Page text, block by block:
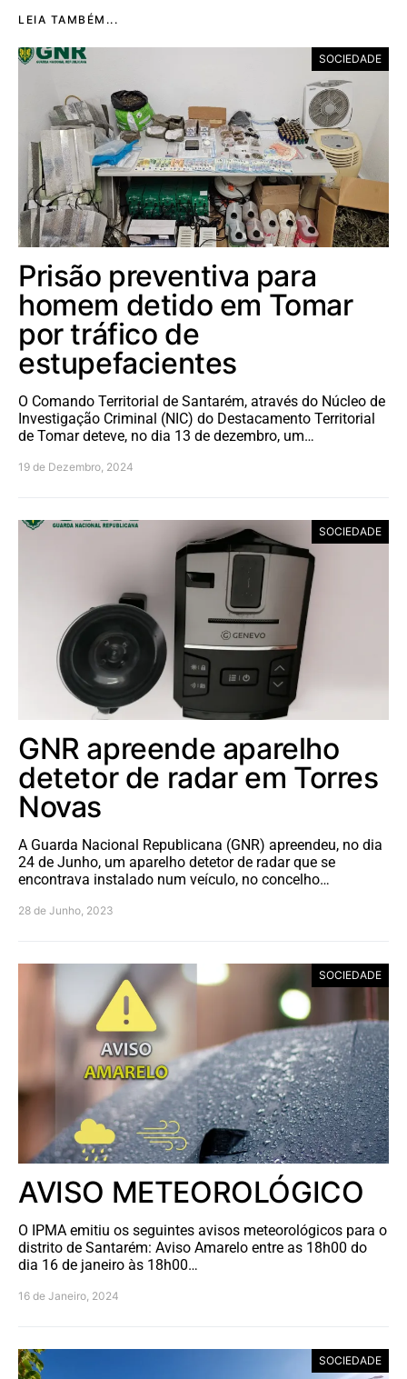
LEIA TAMBÉM...
SOCIEDADE
Prisão preventiva para
homem detido em Tomar
por tráfico de
estupefacientes
O Comando Territorial de Santarém, através do Núcleo de
Investigação Criminal (NIC) do Destacamento Territorial
de Tomar deteve, no dia 13 de dezembro, um…
19 de Dezembro, 2024
SOCIEDADE
GNR apreende aparelho
detetor de radar em Torres
Novas
A Guarda Nacional Republicana (GNR) apreendeu, no dia
24 de Junho, um aparelho detetor de radar que se
encontrava instalado num veículo, no concelho…
28 de Junho, 2023
SOCIEDADE
AVISO METEOROLÓGICO
O IPMA emitiu os seguintes avisos meteorológicos para o
distrito de Santarém: Aviso Amarelo entre as 18h00 do
dia 16 de janeiro às 18h00…
16 de Janeiro, 2024
SOCIEDADE